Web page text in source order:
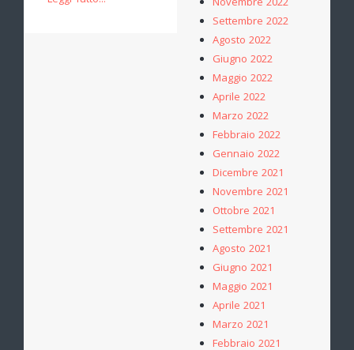
Settembre 2022
Agosto 2022
Giugno 2022
Maggio 2022
Aprile 2022
Marzo 2022
Febbraio 2022
Gennaio 2022
Dicembre 2021
Novembre 2021
Ottobre 2021
Settembre 2021
Agosto 2021
Giugno 2021
Maggio 2021
Aprile 2021
Marzo 2021
Febbraio 2021